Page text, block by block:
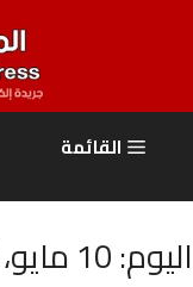
القائمة
اليوم:10 مايو، 2026